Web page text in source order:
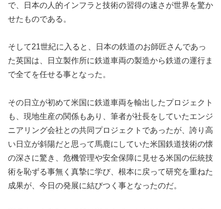
で、日本の人的インフラと技術の習得の速さが世界を驚か
せたものである。
そして21世紀に入ると、日本の鉄道のお師匠さんであっ
た英国は、日立製作所に鉄道車両の製造から鉄道の運行ま
で全てを任せる事となった。
その日立が初めて米国に鉄道車両を輸出したプロジェクト
も、現地生産の関係もあり、筆者が社長をしていたエンジ
ニアリング会社との共同プロジェクトであったが、誇り高
い日立が斜陽だと思って馬鹿にしていた米国鉄道技術の懐
の深さに驚き、危機管理や安全保障に見せる米国の伝統技
術を恥ずる事無く真摯に学び、根本に戻って研究を重ねた
成果が、今日の発展に結びつく事となったのだ。